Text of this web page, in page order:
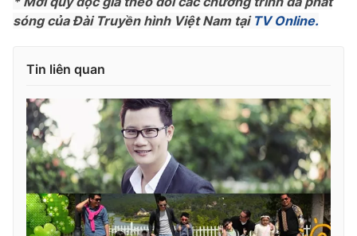
Thị trường 24h Tấm lòng Việt
VTV9 VTV8
Liên hệ tòa soạn English
THỜI BÁO VTV
sóng của Đài Truyền hình Việt Nam tạiTV Online.
Tin liên quan